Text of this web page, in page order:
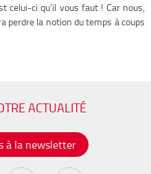
celui-ci qu’il vous faut ! Car nous,
perdre la notion du temps à coups
ACTUALITÉ
à la newsletter